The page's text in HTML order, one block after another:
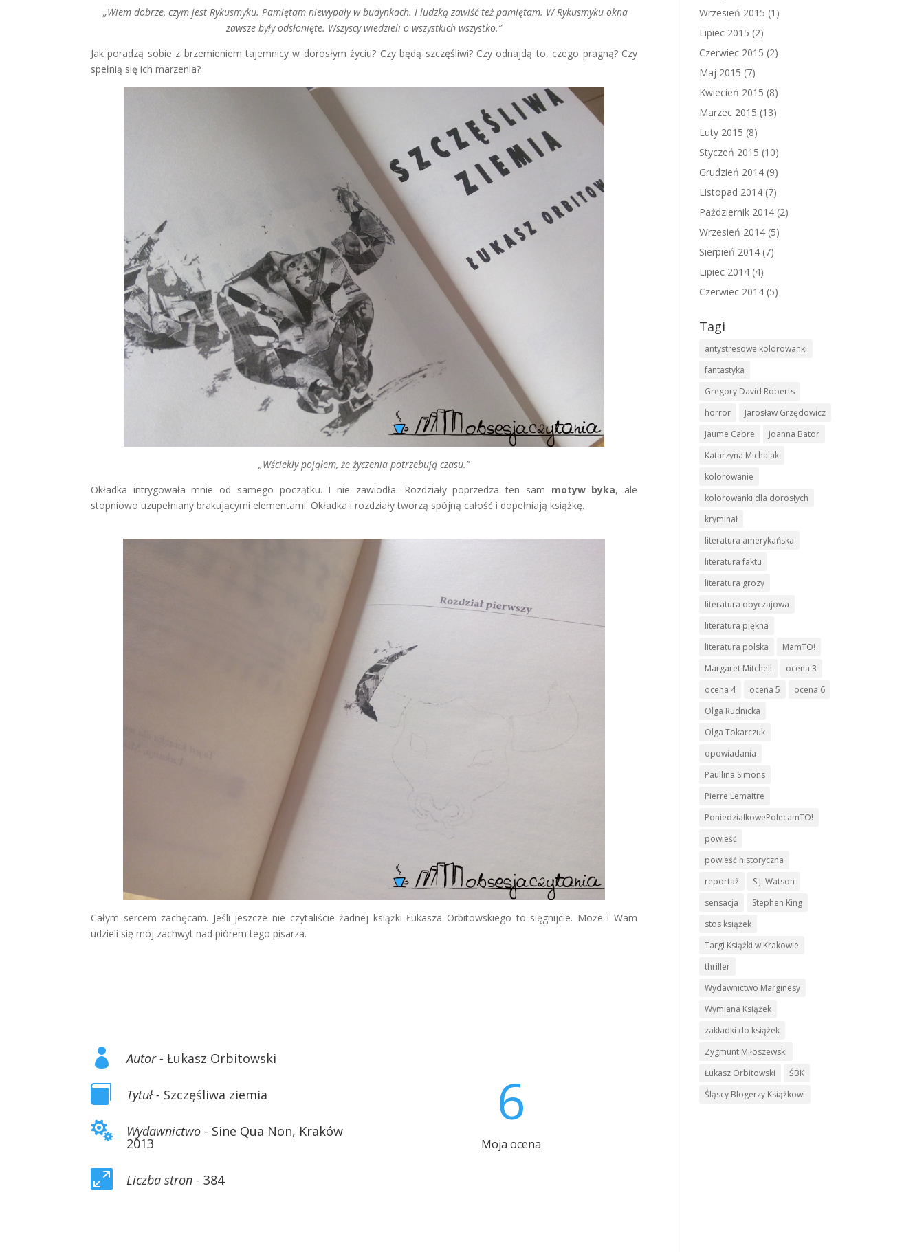
„Wiem dobrze, czym jest Rykusmyku. Pamiętam niewypały w budynkach. I ludzką zawiść też pamiętam. W Rykusmyku okna
zawsze były odsłonięte. Wszyscy wiedzieli o wszystkich wszystko.”
Jak poradzą sobie z brzemieniem tajemnicy w dorosłym życiu? Czy będą szczęśliwi? Czy odnajdą to, czego pragną? Czy
spełnią się ich marzenia?
„Wściekły pojąłem, że życzenia potrzebują czasu.”
Okładka intrygowała mnie od samego początku. I nie zawiodła. Rozdziały poprzedza ten sam motyw byka, ale
stopniowo uzupełniany brakującymi elementami. Okładka i rozdziały tworzą spójną całość i dopełniają książkę.
Całym sercem zachęcam. Jeśli jeszcze nie czytaliście żadnej książki Łukasza Orbitowskiego to sięgnijcie. Może i Wam
udzieli się mój zachwyt nad piórem tego pisarza.
 Autor - Łukasz Orbitowski
 Tytuł - Szczęśliwa ziemia
 Wydawnictwo - Sine Qua Non, Kraków
2013
 Liczba stron - 384
6
Moja ocena
Wrzesień 2015 (1)
Lipiec 2015 (2)
Czerwiec 2015 (2)
Maj 2015 (7)
Kwiecień 2015 (8)
Marzec 2015 (13)
Luty 2015 (8)
Styczeń 2015 (10)
Grudzień 2014 (9)
Listopad 2014 (7)
Październik 2014 (2)
Wrzesień 2014 (5)
Sierpień 2014 (7)
Lipiec 2014 (4)
Czerwiec 2014 (5)
Tagi
antystresowe kolorowanki
fantastyka
Gregory David Roberts
horror
Jarosław Grzędowicz
Jaume Cabre
Joanna Bator
Katarzyna Michalak
kolorowanie
kolorowanki dla dorosłych
kryminał
literatura amerykańska
literatura faktu
literatura grozy
literatura obyczajowa
literatura piękna
literatura polska
MamTO!
Margaret Mitchell
ocena 3
ocena 4
ocena 5
ocena 6
Olga Rudnicka
Olga Tokarczuk
opowiadania
Paullina Simons
Pierre Lemaitre
PoniedziałkowePolecamTO!
powieść
powieść historyczna
reportaż
S.J. Watson
sensacja
Stephen King
stos książek
Targi Książki w Krakowie
thriller
Wydawnictwo Marginesy
Wymiana Książek
zakładki do książek
Zygmunt Miłoszewski
Łukasz Orbitowski
ŚBK
Śląscy Blogerzy Książkowi